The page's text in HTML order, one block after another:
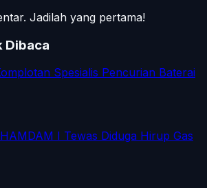
Jadilah yang pertama!
Dibaca
Spesialis Pencurian Baterai
I Tewas Diduga Hirup Gas